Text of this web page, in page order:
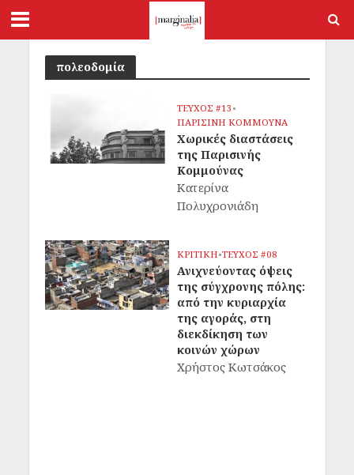
πολεοδομία
ΤΕΥΧΟΣ #13 •
ΠΑΡΙΣΙΝΗ ΚΟΜΜΟΥΝΑ
Χωρικές διαστάσεις
της Παρισινής
Κομμούνας
Κατερίνα
Πολυχρονιάδη
ΚΡΙΤΙΚΗ•ΤΕΥΧΟΣ #08
Ανιχνεύοντας όψεις
της σύγχρονης πόλης:
από την κυριαρχία
της αγοράς, στη
διεκδίκηση των
κοινών χώρων
Χρήστος Κωτσάκος